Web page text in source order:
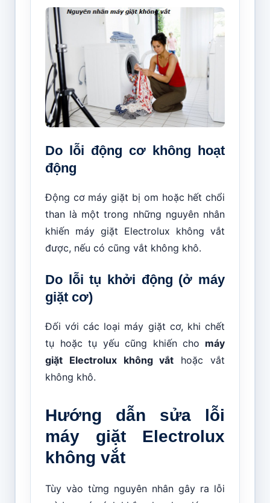
Do lỗi động cơ không hoạt
động
Động cơ máy giặt bị om hoặc hết chổi
than là một trong những nguyên nhân
khiến máy giặt Electrolux không vắt
được, nếu có cũng vắt không khô.
Do lỗi tụ khởi động (ở máy
giặt cơ)
Đối với các loại máy giặt cơ, khi chết
tụ hoặc tụ yếu cũng khiến cho máy
giặt Electrolux không vắt hoặc vắt
không khô.
Hướng dẫn sửa lỗi
máy giặt Electrolux
không vắt
Tùy vào từng nguyên nhân gây ra lỗi